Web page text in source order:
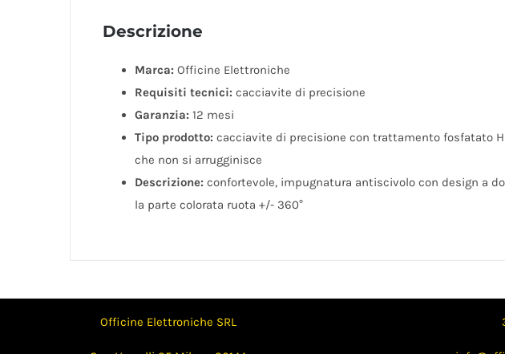
Descrizione
Marca: Officine Elettroniche
Requisiti tecnici: cacciavite di precisione
Garanzia: 12 mesi
Tipo prodotto: cacciavite di precisione con trattamento fosfatato
che non si arrugginisce
Descrizione: confortevole, impugnatura antiscivolo con design a
la parte colorata ruota +/- 360°
Officine Elettroniche SRL